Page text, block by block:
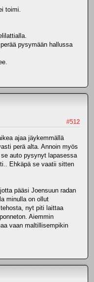
toimi.
pysymään hallussa
#512
ajaa jäykemmällä
perä alta. Annoin myös
auto pysynyt lapasessa
Ehkäpä se vaatii sitten
pääsi Joensuun radan
minulla on ollut
nyt piti laittaa
Aiemmin
vaan maltillisempikin